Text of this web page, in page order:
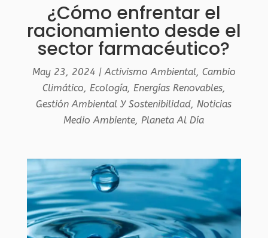
¿Cómo enfrentar el
racionamiento desde el
sector farmacéutico?
May 23, 2024 |Activismo Ambiental, Cambio
Climático, Ecología, Energías Renovables,
Gestión Ambiental Y Sostenibilidad,Noticias
Medio Ambiente,Planeta Al Día